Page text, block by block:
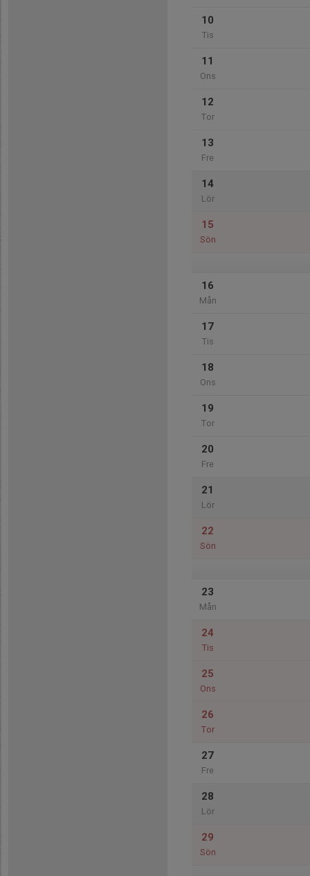
10
Tis
11
Ons
12
Tor
13
Fre
14
Lör
15
Sön
16
Mån
17
Tis
18
Ons
19
Tor
20
Fre
21
Lör
22
Sön
23
Mån
24
Tis
25
Ons
26
Tor
27
Fre
28
Lör
29
Sön